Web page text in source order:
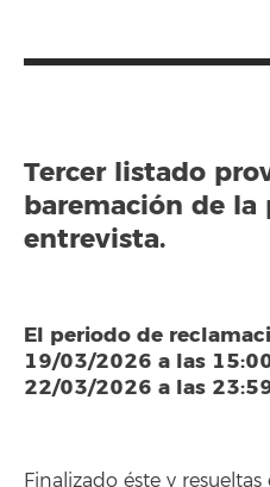
Tercer listado
baremación de la
entrevista.
El periodo de
19/03/2026 a las
22/03/2026 a las
Finalizado éste y resueltas